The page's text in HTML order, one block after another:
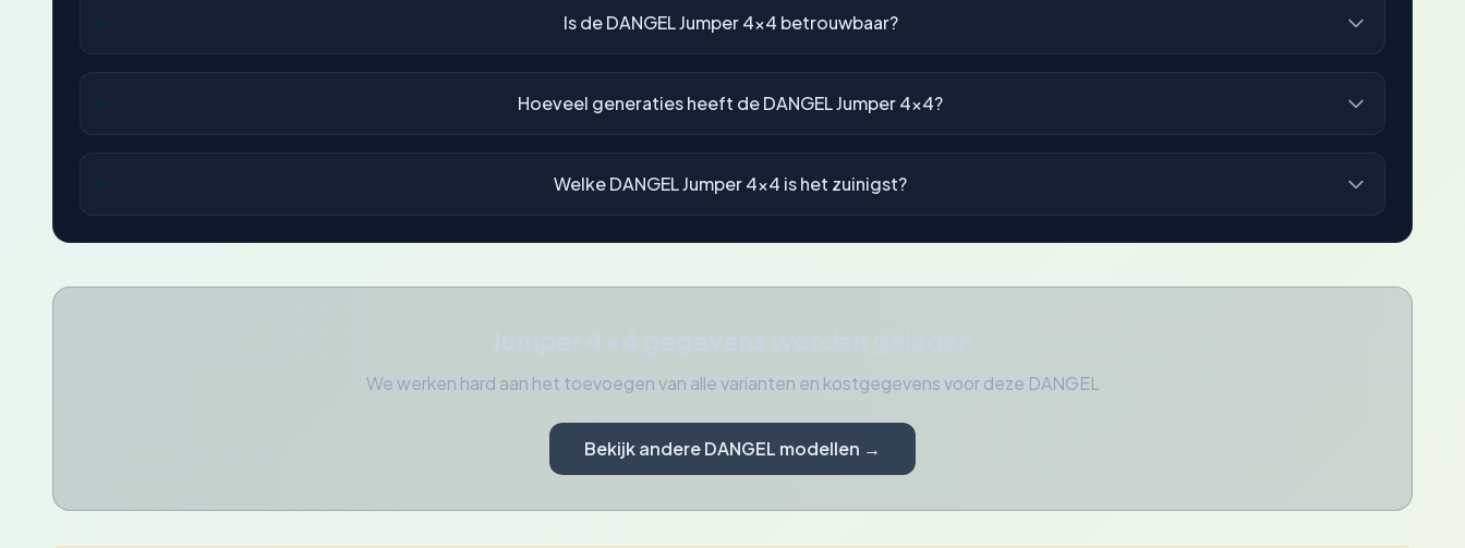
Is de DANGEL Jumper 4x4 betrouwbaar?
Hoeveel generaties heeft de DANGEL Jumper 4x4?
Welke DANGEL Jumper 4x4 is het zuinigst?
We werken hard aan het toevoegen van alle varianten en kostgegevens voor deze DANGEL
Bekijk andere DANGEL modellen →